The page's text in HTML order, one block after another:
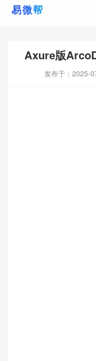
Axure版
发布于： 2025-